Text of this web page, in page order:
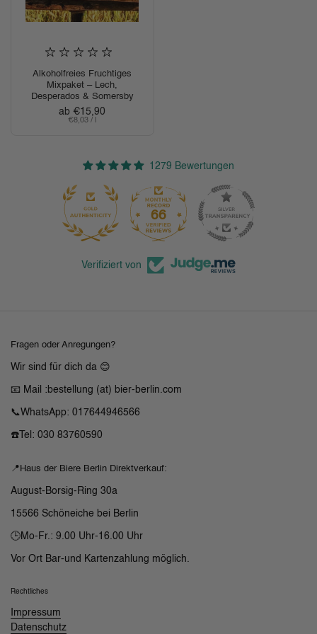
Alkoholfreies Fruchtiges
Mixpaket – Lech,
Desperados & Somersby
Regulärer Preis
ab €15,90
Stückpreis
€8,03 / l
1279 Bewertungen
66
Verifiziert von
Fragen oder Anregungen?
Wir sind für dich da 😊
📧 Mail :bestellung (at) bier-berlin.com
📞WhatsApp: 017644946566
☎️Tel: 030 83760590
📍Haus der Biere Berlin Direktverkauf:
August-Borsig-Ring 30a
15566 Schöneiche bei Berlin
🕒Mo-Fr.: 9.00 Uhr-16.00 Uhr
Vor Ort Bar-und Kartenzahlung möglich.
Rechtliches
Impressum
Datenschutz